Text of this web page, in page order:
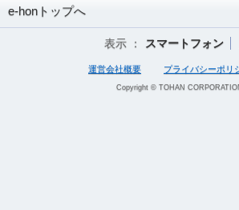
e-honトップへ
表示 ： スマートフォン
運営会社概要 プライバシーポリ
Copyright © TOHAN